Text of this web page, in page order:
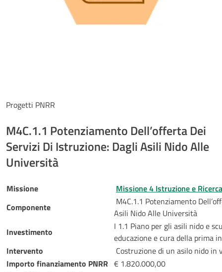
Progetti PNRR
M4C.1.1 Potenziamento Dell’offerta Dei
Servizi Di Istruzione: Dagli Asili Nido Alle
Università
Missione
Missione 4 Istruzione e Ricerca
Componente
M4C.1.1 Potenziamento
Asili Nido Alle Università
Investimento
I 1.1 Piano per gli asili nido e
educazione e cura della prima
Intervento
Costruzione di un asilo nido in
Importo finanziamento PNRR € 1.820.000,00